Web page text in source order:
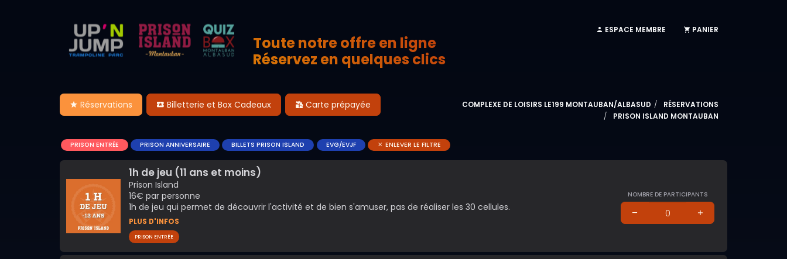
ESPACE MEMBRE PANIER
Toute notre offre en ligne
Réservez en quelques clics
Réservations Billetterie et Box Cadeaux Carte prépayée COMPLEXE DE LOISIRS LE199 MONTAUBAN/ALBASUD
RÉSERVATIONS
PRISON ISLAND MONTAUBAN
PRISON ENTRÉE PRISON ANNIVERSAIRE BILLETS PRISON ISLAND EVG/EVJF ENLEVER LE FILTRE
1h de jeu (11 ans et moins)
Prison Island
16€ par personne
1h de jeu qui permet de découvrir l'activité et de bien s'amuser, pas de réaliser les 30 cellules.
PLUS D'INFOS
PRISON ENTRÉE
NOMBRE DE PARTICIPANTS